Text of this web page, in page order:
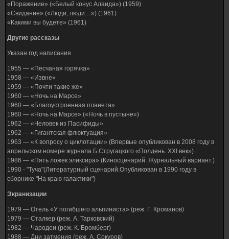
«Поражение» («Белый конус Алаида») (1959)
«Свидание» («Люди, люди…») (1961)
«Какими вы будете» (1961)
Другие рассказы
Указан год написания
1955 — «Песчаная горячка»
1958 — «Извне»
1959 — «Почти такие же»
1960 — «Ночь на Марсе»
1960 — «Благоустроенная планета»
1960 — «Ночь на Марсе» («Ночь в пустыне»)
1962 — «Человек из Пасифиды»
1962 — «Гигантская флюктуация»
1963 — «К вопросу о циклотации» (Впервые опубликован в 2008 году в
апрельском номере журнала Б.Стругацкого «Полдень. XXI век»)
1986 — «Пять ложек эликсира» (Киносценарий. Журнальный вариант.)
1990 - "Туча"(Литературный сценарий.Опубликован в 1990 году в
сборнике "На краю галактики")
Экранизации
1979 — Отель «У погибшего альпиниста» (реж. Г. Кроманов)
1979 — Сталкер (реж. А. Тарковский)
1982 — Чародеи (реж. К. Бромберг)
1988 — Дни затмения (реж. А. Сокуров)